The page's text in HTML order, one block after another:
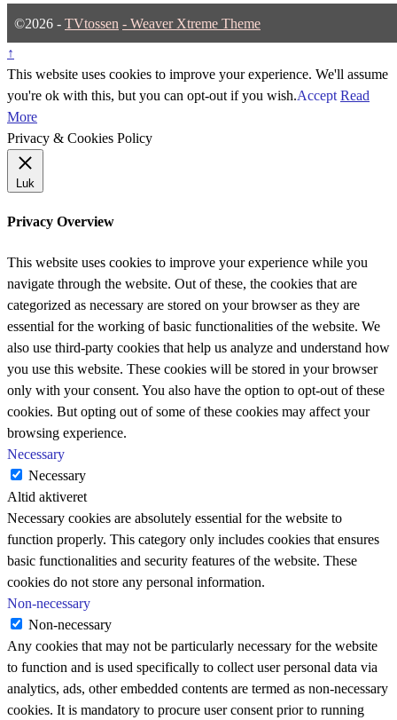
©2026 - TVtossen - Weaver Xtreme Theme
↑
This website uses cookies to improve your experience. We'll assume
you're ok with this, but you can opt-out if you wish.Accept Read
More
Privacy & Cookies Policy
Luk
Privacy Overview
This website uses cookies to improve your experience while you
navigate through the website. Out of these, the cookies that are
categorized as necessary are stored on your browser as they are
essential for the working of basic functionalities of the website. We
also use third-party cookies that help us analyze and understand how
you use this website. These cookies will be stored in your browser
only with your consent. You also have the option to opt-out of these
cookies. But opting out of some of these cookies may affect your
browsing experience.
Necessary
Necessary
Altid aktiveret
Necessary cookies are absolutely essential for the website to
function properly. This category only includes cookies that ensures
basic functionalities and security features of the website. These
cookies do not store any personal information.
Non-necessary
Non-necessary
Any cookies that may not be particularly necessary for the website
to function and is used specifically to collect user personal data via
analytics, ads, other embedded contents are termed as non-necessary
cookies. It is mandatory to procure user consent prior to running